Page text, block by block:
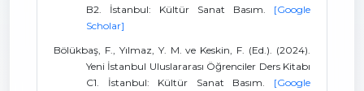
B2. İstanbul: Kültür Sanat Basım. [Google
Scholar]
Bölükbaş, F., Yılmaz, Y. M. ve Keskin, F. (Ed.). (2024).
Yeni İstanbul Uluslararası Öğrenciler Ders Kitabı
C1. İstanbul: Kültür Sanat Basım. [Google